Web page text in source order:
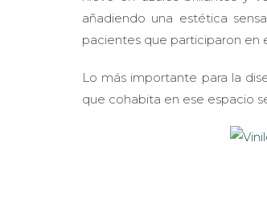
añadiendo una estética
pacientes que participaron en
Lo más importante para la
que cohabita en ese espacio